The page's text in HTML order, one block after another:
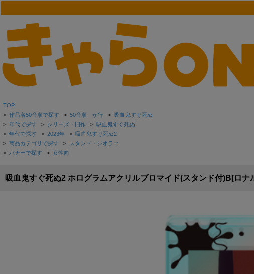
TOP
> 作品名50音順で探す > 50音順 か行 > 吸血鬼すぐ死ぬ
> 年代で探す > シリーズ・旧作 > 吸血鬼すぐ死ぬ
> 年代で探す > 2023年 > 吸血鬼すぐ死ぬ2
> 商品カテゴリで探す > スタンド・ジオラマ
> バナーで探す > 女性向
吸血鬼すぐ死ぬ2 ホログラムアクリルブロマイド(スタンド付)B[ロナ